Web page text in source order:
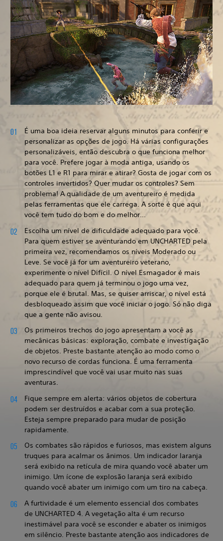
É uma boa ideia reservar alguns minutos para conferir e
personalizar as opções de jogo. Há várias configurações
personalizáveis, então descubra o que funciona melhor
para você. Prefere jogar à moda antiga, usando os
botões L1 e R1 para mirar e atirar? Gosta de jogar com os
controles invertidos? Quer mudar os controles? Sem
problema! A qualidade de um aventureiro é medida
pelas ferramentas que ele carrega. A sorte é que aqui
você tem tudo do bom e do melhor...
Escolha um nível de dificuldade adequado para você.
Para quem estiver se aventurando em UNCHARTED pela
primeira vez, recomendamos os níveis Moderado ou
Leve. Se você já for um aventureiro veterano,
experimente o nível Difícil. O nível Esmagador é mais
adequado para quem já terminou o jogo uma vez,
porque ele é brutal. Mas, se quiser arriscar, o nível está
desbloqueado assim que você iniciar o jogo. Só não diga
que a gente não avisou.
Os primeiros trechos do jogo apresentam a você as
mecânicas básicas: exploração, combate e investigação
de objetos. Preste bastante atenção ao modo como o
novo recurso de cordas funciona. É uma ferramenta
imprescindível que você vai usar muito nas suas
aventuras.
Fique sempre em alerta: vários objetos de cobertura
podem ser destruídos e acabar com a sua proteção.
Esteja sempre preparado para mudar de posição
rapidamente.
Os combates são rápidos e furiosos, mas existem alguns
truques para acalmar os ânimos. Um indicador laranja
será exibido na retícula de mira quando você abater um
inimigo. Um ícone de explosão laranja será exibido
quando você abater um inimigo com um tiro na cabeça.
A furtividade é um elemento essencial dos combates
de UNCHARTED 4. A vegetação alta é um recurso
inestimável para você se esconder e abater os inimigos
em silêncio. Preste bastante atenção aos indicadores de